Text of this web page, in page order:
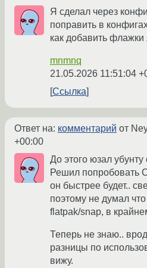
Я сделал через
поправить в
как добавить флажки
mnmnq
21.05.2026 11:51:04
Ссылка
Ответ на: комментарий от
+00:00
До этого юзал
Решил попробовать
он быстрее будет..
поэтому не думал
flatpak/snap, в
Теперь не знаю..
разницы по
вижу.